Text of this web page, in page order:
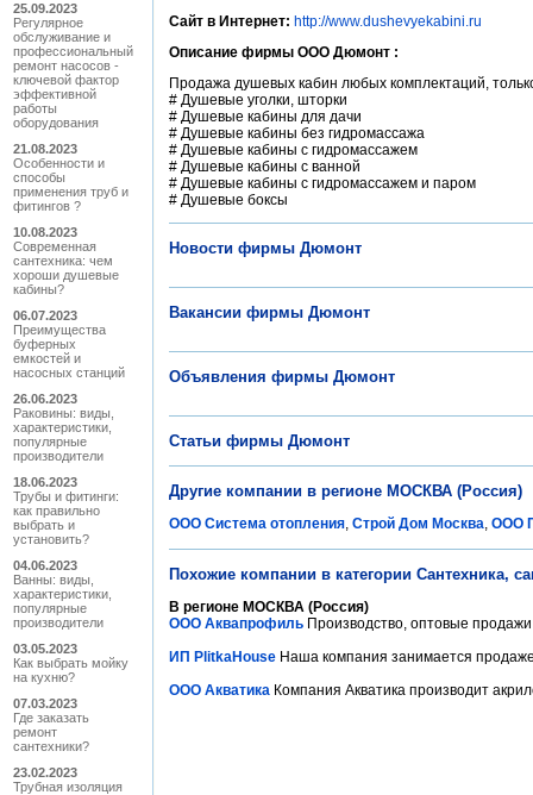
25.09.2023
Регулярное
обслуживание и
профессиональный
ремонт насосов -
ключевой фактор
эффективной
работы
оборудования
21.08.2023
Особенности и
способы
применения труб и
фитингов ?
10.08.2023
Современная
сантехника: чем
хороши душевые
кабины?
06.07.2023
Преимущества
буферных
емкостей и
насосных станций
26.06.2023
Раковины: виды,
характеристики,
популярные
производители
18.06.2023
Трубы и фитинги:
как правильно
выбрать и
установить?
04.06.2023
Ванны: виды,
характеристики,
популярные
производители
03.05.2023
Как выбрать мойку
на кухню?
07.03.2023
Где заказать
ремонт
сантехники?
23.02.2023
Трубная изоляция
Сайт в Интернет: http://www.dushevyekabini.ru
Описание фирмы ООО Дюмонт :
Продажа душевых кабин любых комплектаций,
# Душевые уголки, шторки
# Душевые кабины для дачи
# Душевые кабины без гидромассажа
# Душевые кабины с гидромассажем
# Душевые кабины с ванной
# Душевые кабины с гидромассажем и паром
# Душевые боксы
Новости фирмы Дюмонт
Вакансии фирмы Дюмонт
Объявления фирмы Дюмонт
Статьи фирмы Дюмонт
Другие компании в регионе МОСКВА (Россия)
ООО Система отопления, Строй Дом Москва, ООО
Похожие компании в категории Сантехника,
В регионе МОСКВА (Россия)
ООО Аквапрофиль Производство, оптовые
ИП PlitkaHouse Наша компания занимается
ООО Акватика Компания Акватика производит